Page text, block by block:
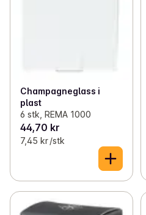
Champagneglass i
plast
6 stk, REMA 1000
44,70 kr
7,45 kr /stk